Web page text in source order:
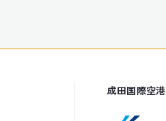
成田国際空港